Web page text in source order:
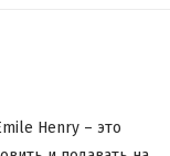
Henry – это